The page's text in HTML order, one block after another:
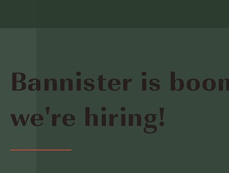
Bannister is
we're hiring!